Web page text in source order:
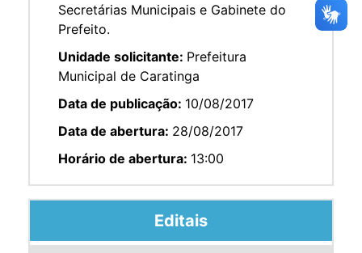
Secretárias Municipais e Gabinete do
Prefeito.
Unidade solicitante: Prefeitura
Municipal de Caratinga
Data de publicação: 10/08/2017
Data de abertura: 28/08/2017
Horário de abertura: 13:00
Editais